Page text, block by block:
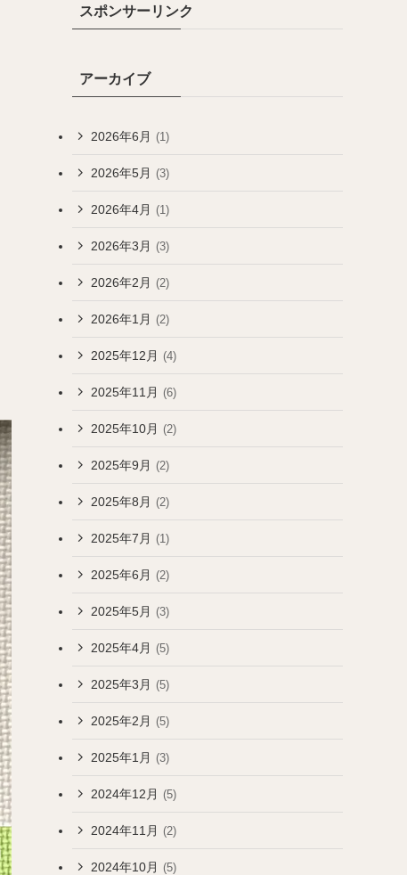
スポンサーリンク
アーカイブ
2026年6月 (1)
2026年5月 (3)
2026年4月 (1)
2026年3月 (3)
2026年2月 (2)
2026年1月 (2)
2025年12月 (4)
2025年11月 (6)
2025年10月 (2)
2025年9月 (2)
2025年8月 (2)
2025年7月 (1)
2025年6月 (2)
2025年5月 (3)
2025年4月 (5)
2025年3月 (5)
2025年2月 (5)
2025年1月 (3)
2024年12月 (5)
2024年11月 (2)
2024年10月 (5)